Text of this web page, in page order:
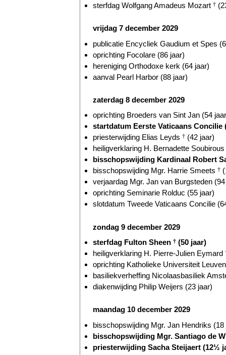
sterfdag Wolfgang Amadeus Mozart †
vrijdag 7 december 2029
publicatie Encycliek Gaudium et Spes
oprichting Focolare (86 jaar)
hereniging Orthodoxe kerk (64 jaar)
aanval Pearl Harbor (88 jaar)
zaterdag 8 december 2029
oprichting Broeders van Sint Jan (54
startdatum Eerste Vaticaans Concilie
priesterwijding Elias Leyds † (42 jaar)
heiligverklaring H. Bernadette Soubirous
bisschopswijding Kardinaal Robert
bisschopswijding Mgr. Harrie Smeets †
verjaardag Mgr. Jan van Burgsteden
oprichting Seminarie Rolduc (55 jaar)
slotdatum Tweede Vaticaans Concilie
zondag 9 december 2029
sterfdag Fulton Sheen † (50 jaar)
heiligverklaring H. Pierre-Julien Eymard
oprichting Katholieke Universiteit
basiliekverheffing Nicolaasbasiliek
diakenwijding Philip Weijers (23 jaar)
maandag 10 december 2029
bisschopswijding Mgr. Jan Hendriks (18
bisschopswijding Mgr. Santiago de
priesterwijding Sacha Steijaert (12½